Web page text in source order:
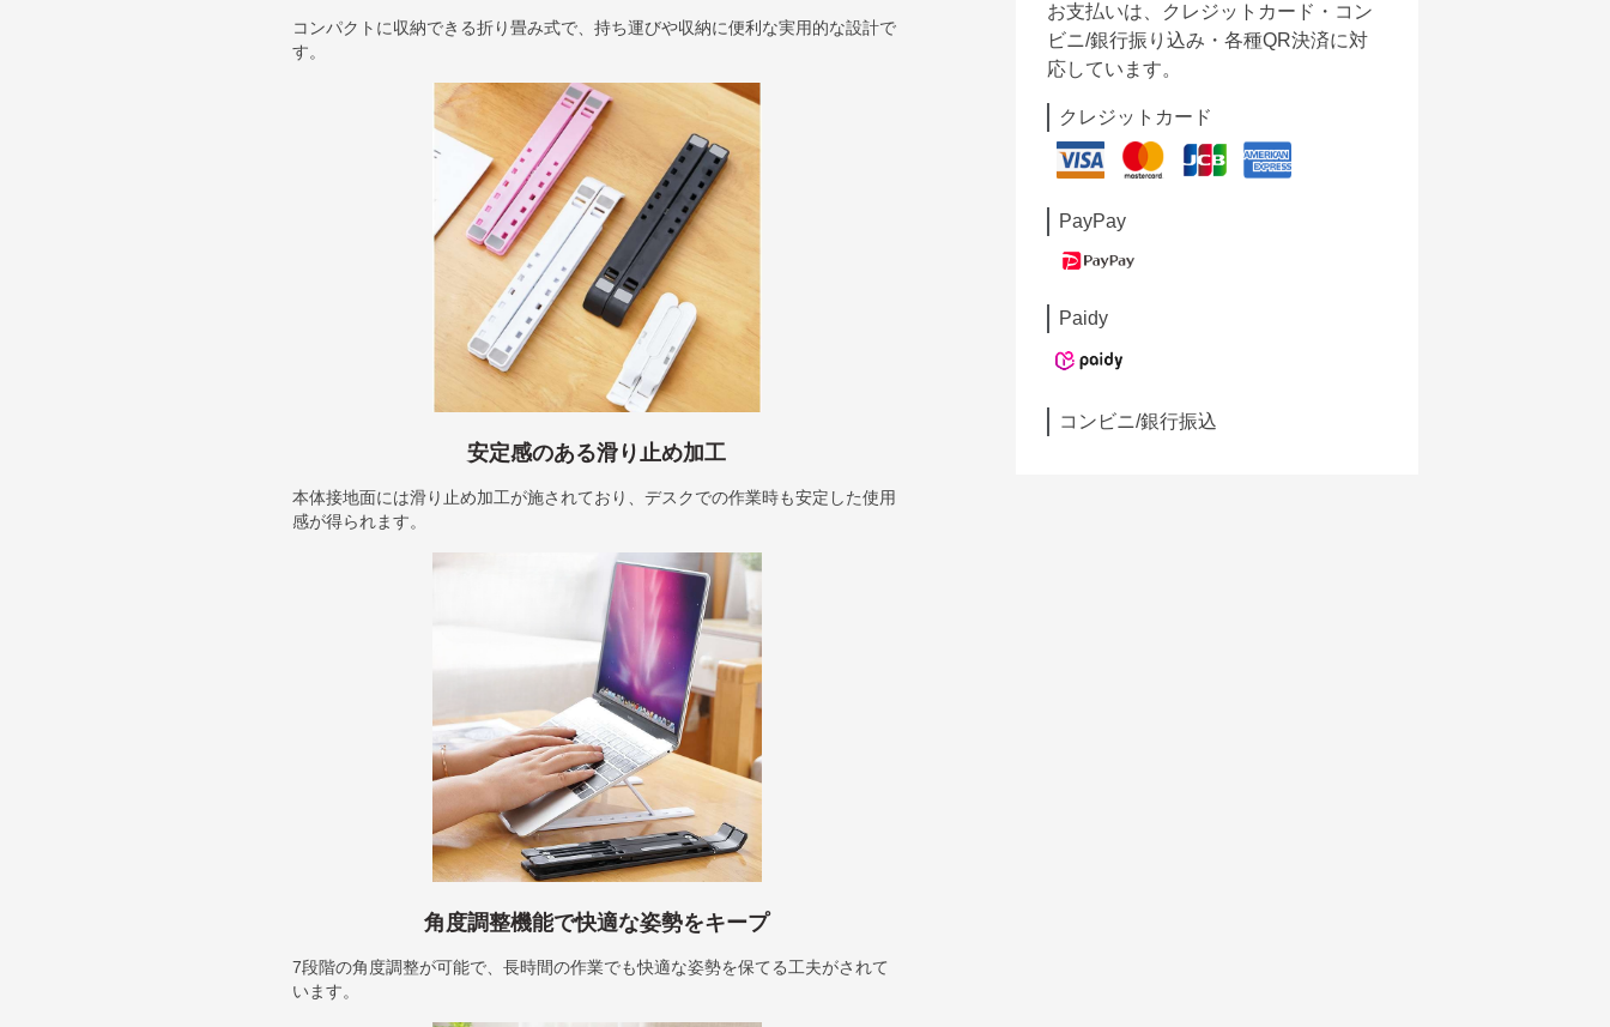
コンパクトに収納できる折り畳み式で、持ち運びや収納に便利な実用的な設計で
す。
安定感のある滑り止め加工
本体接地面には滑り止め加工が施されており、デスクでの作業時も安定した使用
感が得られます。
角度調整機能で快適な姿勢をキープ
7段階の角度調整が可能で、長時間の作業でも快適な姿勢を保てる工夫がされて
います。
お支払いは、クレジットカード・コン
ビニ/銀行振り込み・各種QR決済に対
応しています。
クレジットカード
PayPay
Paidy
コンビニ/銀行振込